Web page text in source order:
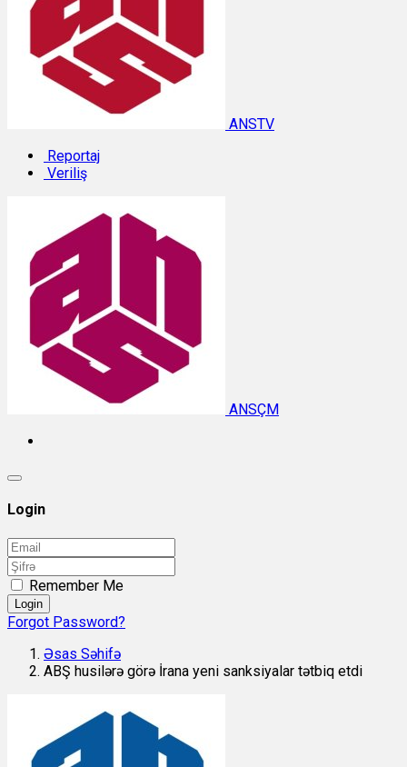
ANSTV
Reportaj
Veriliş
ANSÇM
Login
Remember Me
Login
Forgot Password?
Əsas Səhifə
ABŞ husilərə görə İrana yeni sanksiyalar tətbiq etdi